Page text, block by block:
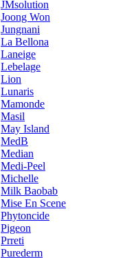
JMsolution
Joong Won
Jungnani
La Bellona
Laneige
Lebelage
Lion
Lunaris
Mamonde
Masil
May Island
MedB
Median
Medi-Peel
Michelle
Milk Baobab
Mise En Scene
Phytoncide
Pigeon
Prreti
Purederm